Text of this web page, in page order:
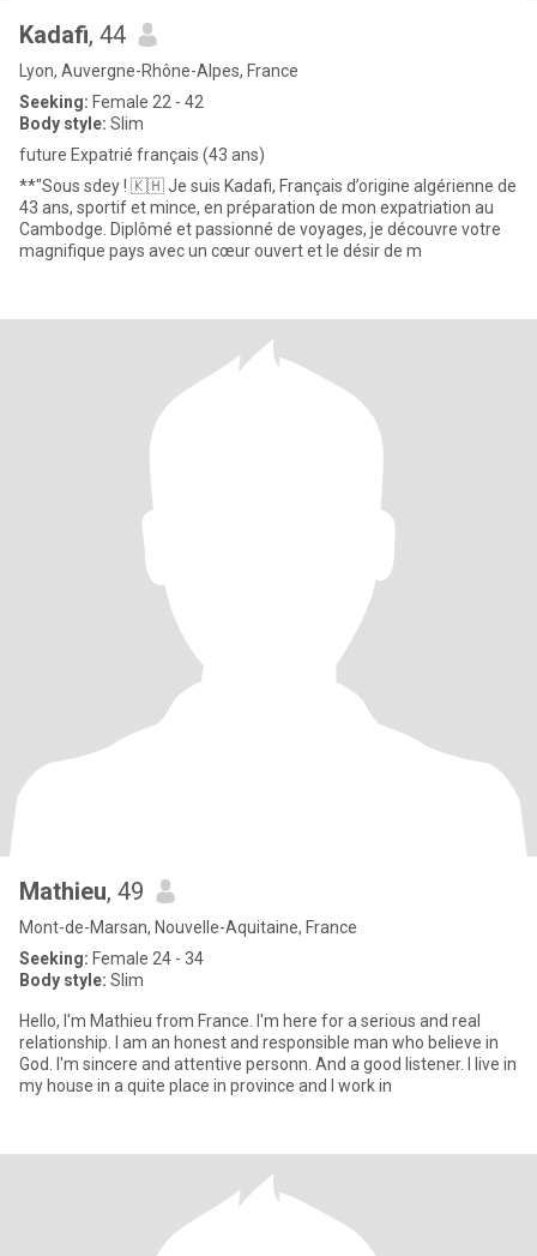
Kadafi, 44
Lyon, Auvergne-Rhône-Alpes, France
Seeking: Female 22 - 42
Body style: Slim
future Expatrié français (43 ans)
**"Sous sdey ! 🇰🇭 Je suis Kadafi, Français d’origine algérienne de
43 ans, sportif et mince, en préparation de mon expatriation au
Cambodge. Diplômé et passionné de voyages, je découvre votre
magnifique pays avec un cœur ouvert et le désir de m
Mathieu, 49
Mont-de-Marsan, Nouvelle-Aquitaine, France
Seeking: Female 24 - 34
Body style: Slim
Hello, I'm Mathieu from France. I'm here for a serious and real
relationship. I am an honest and responsible man who believe in
God. I'm sincere and attentive personn. And a good listener. I live in
my house in a quite place in province and I work in